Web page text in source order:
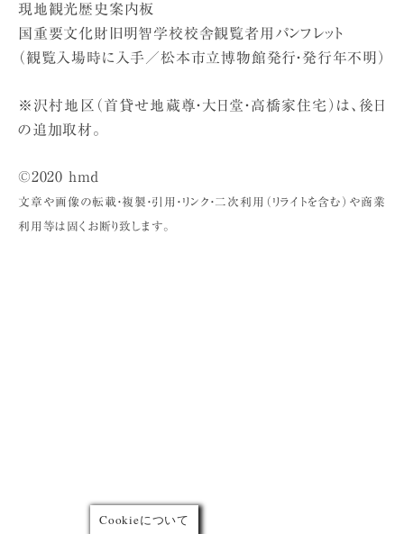
現地観光歴史案内板
国重要文化財旧明智学校校舎観覧者用パンフレット
（観覧入場時に入手／松本市立博物館発行・発行年不明）
※沢村地区（首貸せ地蔵尊・大日堂・高橋家住宅）は、後日
の追加取材。
©2020 hmd
文章や画像の転載・複製・引用・リンク・二次利用（リライトを含む）や商業
利用等は固くお断り致します。
Cookieについて